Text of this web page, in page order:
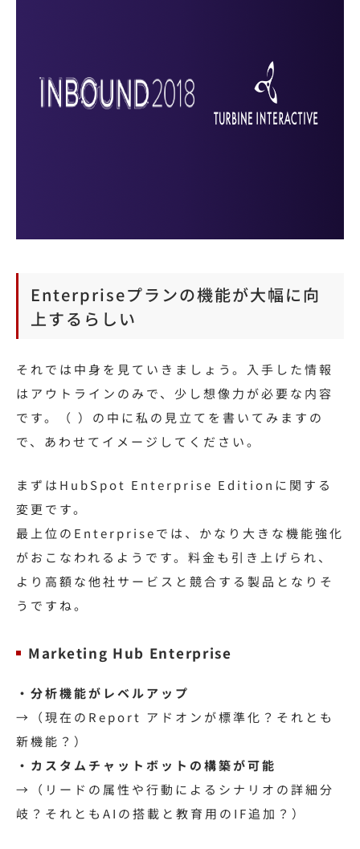
Enterpriseプランの機能が大幅に向
上するらしい
それでは中身を見ていきましょう。入手した情報
はアウトラインのみで、少し想像力が必要な内容
です。（ ）の中に私の見立てを書いてみますの
で、あわせてイメージしてください。
まずはHubSpot Enterprise Editionに関する
変更です。
最上位のEnterpriseでは、かなり大きな機能強化
がおこなわれるようです。料金も引き上げられ、
より高額な他社サービスと競合する製品となりそ
うですね。
Marketing Hub Enterprise
・分析機能がレベルアップ
→（現在のReport アドオンが標準化？それとも
新機能？）
・カスタムチャットボットの構築が可能
→（リードの属性や行動によるシナリオの詳細分
岐？それともAIの搭載と教育用のIF追加？）